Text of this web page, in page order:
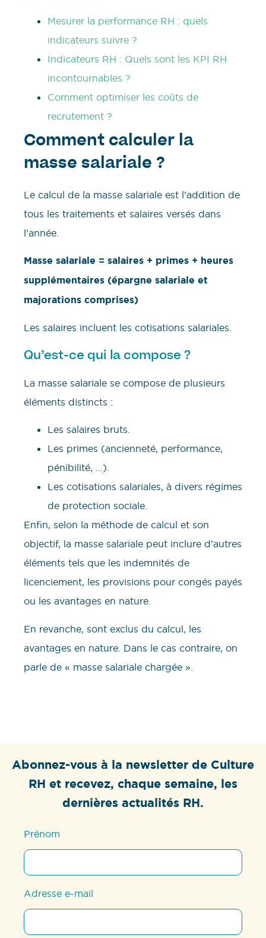
Mesurer la performance RH : quels
indicateurs suivre ?
Indicateurs RH : Quels sont les KPI RH
incontournables ?
Comment optimiser les coûts de
recrutement ?
Comment calculer la
masse salariale ?
Le calcul de la masse salariale est l’addition de
tous les traitements et salaires versés dans
l’année.
Masse salariale = salaires + primes + heures
supplémentaires (épargne salariale et
majorations comprises)
Les salaires incluent les cotisations salariales.
Qu’est-ce qui la compose ?
La masse salariale se compose de plusieurs
éléments distincts :
Les salaires bruts.
Les primes (ancienneté, performance,
pénibilité, …).
Les cotisations salariales, à divers régimes
de protection sociale.
Enfin, selon la méthode de calcul et son
objectif, la masse salariale peut inclure d’autres
éléments tels que les indemnités de
licenciement, les provisions pour congés payés
ou les avantages en nature.
En revanche, sont exclus du calcul, les
avantages en nature. Dans le cas contraire, on
parle de « masse salariale chargée ».
Abonnez-vous à la newsletter de Culture
RH et recevez, chaque semaine, les
dernières actualités RH.
Prénom
Adresse e-mail